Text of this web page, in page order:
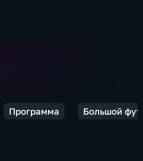
Программа Большой